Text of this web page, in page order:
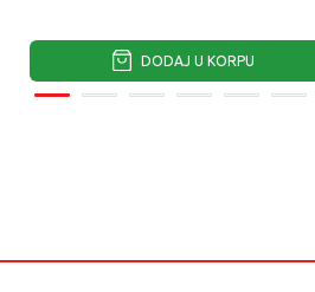
DODAJ U KORPU